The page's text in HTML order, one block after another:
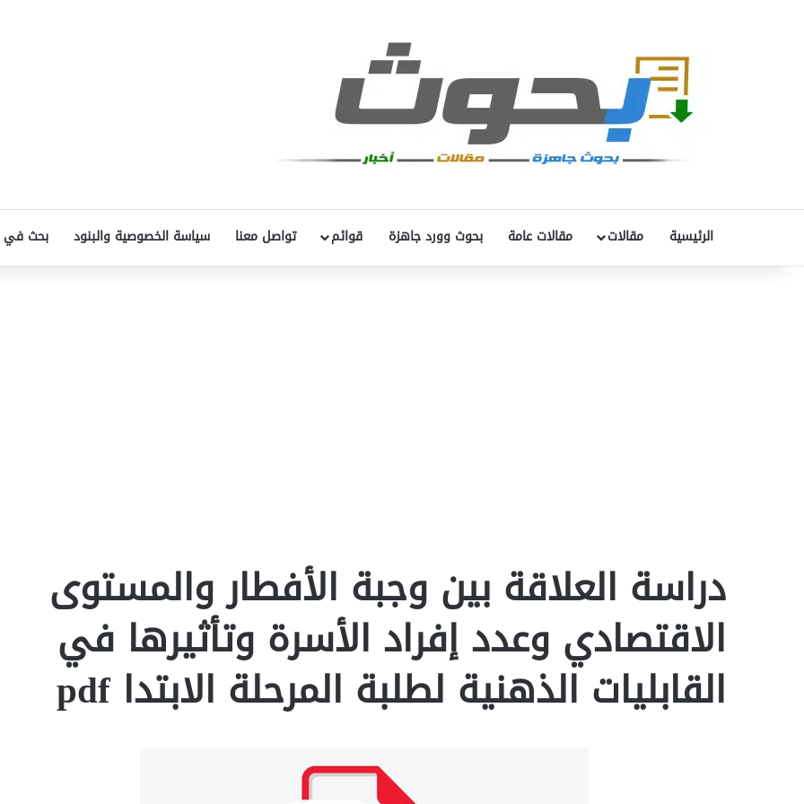
الرئيسية مقالات مقالات عامة بحوث وورد جاهزة قوائم تواصل معنا سياسة الخصوصية والبنود بحث في
دراسة العلاقة بين وجبة الأفطار والمستوى
الاقتصادي وعدد إفراد الأسرة وتأثيرها في
القابليات الذهنية لطلبة المرحلة الابتدا pdf